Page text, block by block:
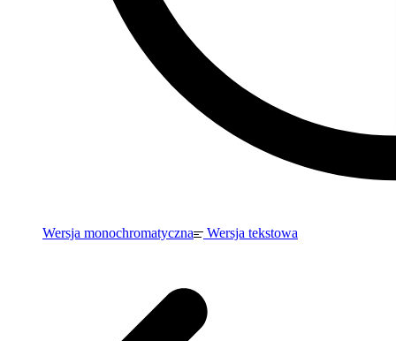
Wersja monochromatyczna Wersja tekstowa